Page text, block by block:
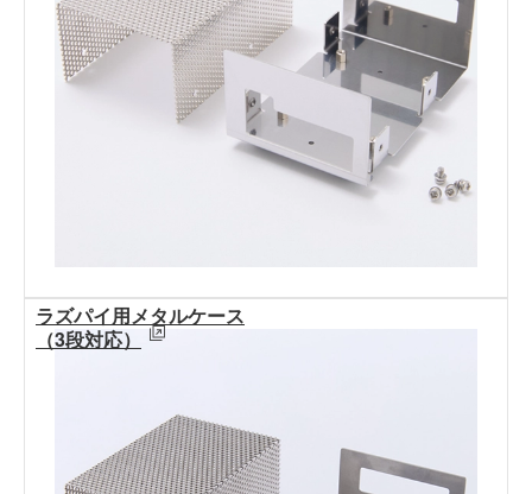
ラズパイ用メタルケース
（3段対応）